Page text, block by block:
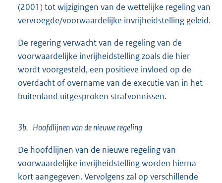
(2001) tot wijzigingen van de wettelijke regeling van
vervroegde/voorwaardelijke invrijheidstelling geleid.
De regering verwacht van de regeling van de
voorwaardelijke invrijheidstelling zoals die hier
wordt voorgesteld, een positieve invloed op de
overdacht of overname van de executie van in het
buitenland uitgesproken strafvonnissen.
3b. Hoofdlijnen van de nieuwe regeling
De hoofdlijnen van de nieuwe regeling van
voorwaardelijke invrijheidstelling worden hierna
kort aangegeven. Vervolgens zal op verschillende